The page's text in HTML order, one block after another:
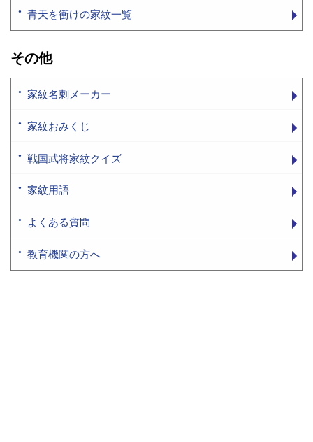
青天を衝けの家紋一覧
その他
家紋名刺メーカー
家紋おみくじ
戦国武将家紋クイズ
家紋用語
よくある質問
教育機関の方へ